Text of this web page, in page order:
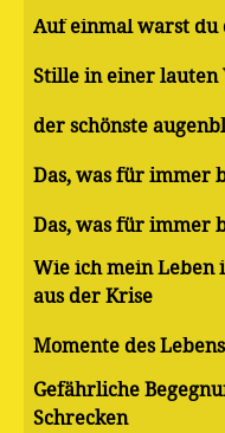
Auf einmal warst du
Stille in einer lauten
der schönste
Das, was für immer
Das, was für immer
Wie ich mein Leben
aus der Krise
Momente des Lebens
Gefährliche
Schrecken